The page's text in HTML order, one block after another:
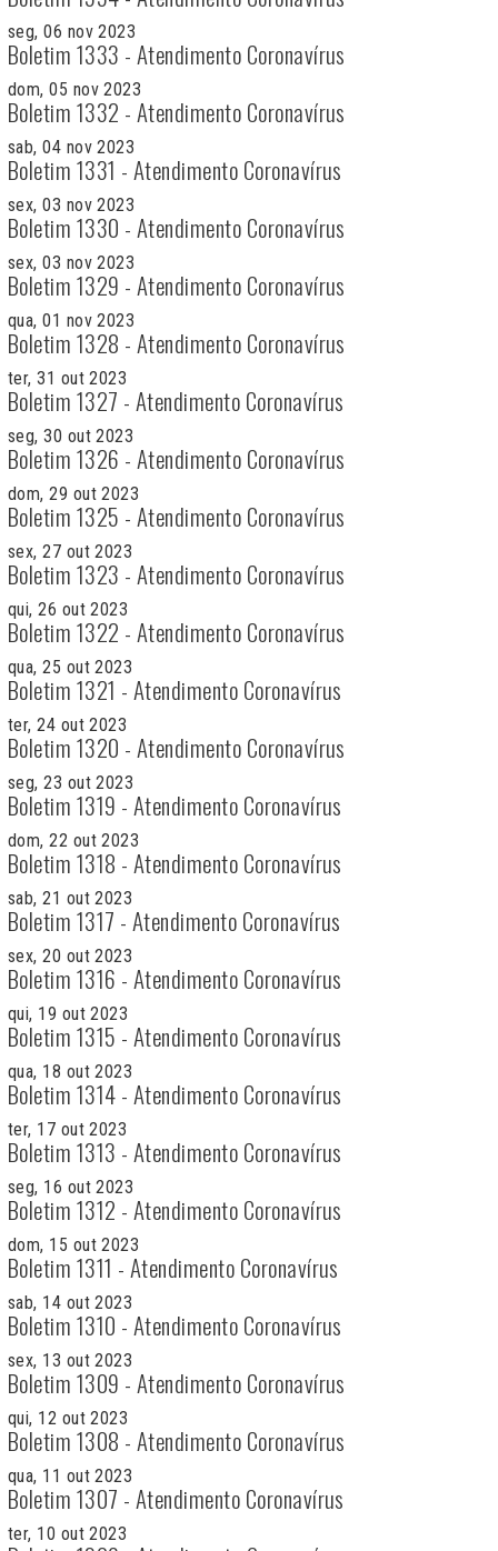
seg, 06 nov 2023
Boletim 1333 - Atendimento Coronavírus
dom, 05 nov 2023
Boletim 1332 - Atendimento Coronavírus
sab, 04 nov 2023
Boletim 1331 - Atendimento Coronavírus
sex, 03 nov 2023
Boletim 1330 - Atendimento Coronavírus
sex, 03 nov 2023
Boletim 1329 - Atendimento Coronavírus
qua, 01 nov 2023
Boletim 1328 - Atendimento Coronavírus
ter, 31 out 2023
Boletim 1327 - Atendimento Coronavírus
seg, 30 out 2023
Boletim 1326 - Atendimento Coronavírus
dom, 29 out 2023
Boletim 1325 - Atendimento Coronavírus
sex, 27 out 2023
Boletim 1323 - Atendimento Coronavírus
qui, 26 out 2023
Boletim 1322 - Atendimento Coronavírus
qua, 25 out 2023
Boletim 1321 - Atendimento Coronavírus
ter, 24 out 2023
Boletim 1320 - Atendimento Coronavírus
seg, 23 out 2023
Boletim 1319 - Atendimento Coronavírus
dom, 22 out 2023
Boletim 1318 - Atendimento Coronavírus
sab, 21 out 2023
Boletim 1317 - Atendimento Coronavírus
sex, 20 out 2023
Boletim 1316 - Atendimento Coronavírus
qui, 19 out 2023
Boletim 1315 - Atendimento Coronavírus
qua, 18 out 2023
Boletim 1314 - Atendimento Coronavírus
ter, 17 out 2023
Boletim 1313 - Atendimento Coronavírus
seg, 16 out 2023
Boletim 1312 - Atendimento Coronavírus
dom, 15 out 2023
Boletim 1311 - Atendimento Coronavírus
sab, 14 out 2023
Boletim 1310 - Atendimento Coronavírus
sex, 13 out 2023
Boletim 1309 - Atendimento Coronavírus
qui, 12 out 2023
Boletim 1308 - Atendimento Coronavírus
qua, 11 out 2023
Boletim 1307 - Atendimento Coronavírus
ter, 10 out 2023